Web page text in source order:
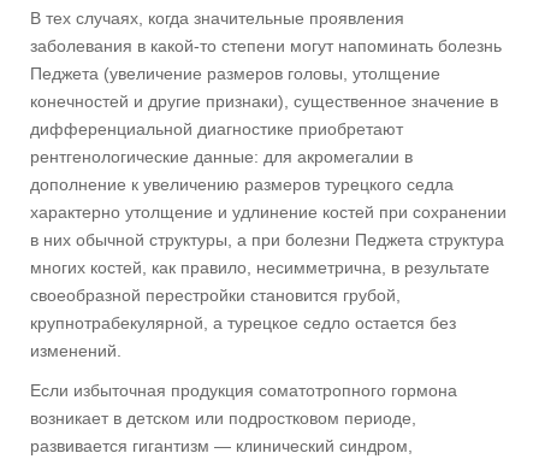
В тех случаях, когда значительные проявления
заболевания в какой-то степени могут напоминать болезнь
Педжета (увеличение размеров головы, утолщение
конечностей и другие признаки), существенное значение в
дифференциальной диагностике приобретают
рентгенологические данные: для акромегалии в
дополнение к увеличению размеров турецкого седла
характерно утолщение и удлинение костей при сохранении
в них обычной структуры, а при болезни Педжета структура
многих костей, как правило, несимметрична, в результате
своеобразной перестройки становится грубой,
крупнотрабекулярной, а турецкое седло остается без
изменений.
Если избыточная продукция соматотропного гормона
возникает в детском или подростковом периоде,
развивается гигантизм — клинический синдром,